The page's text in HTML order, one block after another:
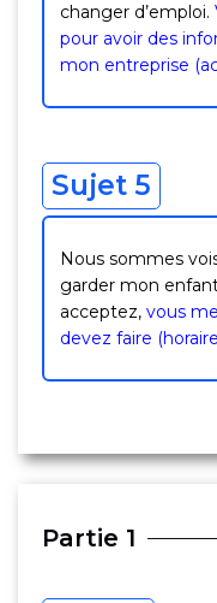
changer d’emploi.
pour avoir des
mon entreprise
Sujet 5
Nous sommes
garder mon
acceptez, vous
devez faire
Partie 1